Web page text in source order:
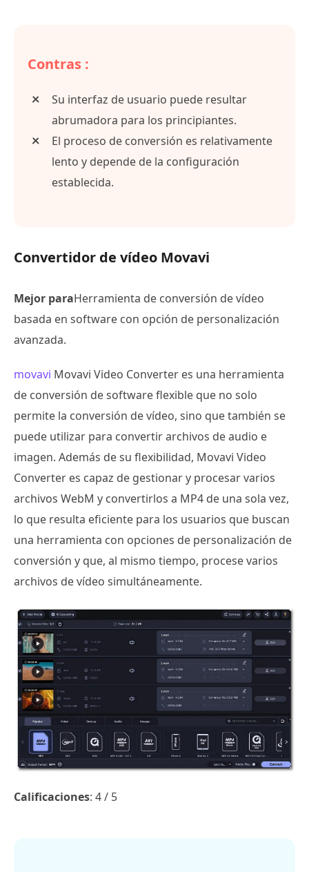
Contras :
Su interfaz de usuario puede resultar
abrumadora para los principiantes.
El proceso de conversión es relativamente
lento y depende de la configuración
establecida.
Convertidor de vídeo Movavi
Mejor paraHerramienta de conversión de vídeo
basada en software con opción de personalización
avanzada.
movavi Movavi Video Converter es una herramienta
de conversión de software flexible que no solo
permite la conversión de vídeo, sino que también se
puede utilizar para convertir archivos de audio e
imagen. Además de su flexibilidad, Movavi Video
Converter es capaz de gestionar y procesar varios
archivos WebM y convertirlos a MP4 de una sola vez,
lo que resulta eficiente para los usuarios que buscan
una herramienta con opciones de personalización de
conversión y que, al mismo tiempo, procese varios
archivos de vídeo simultáneamente.
Calificaciones: 4 / 5